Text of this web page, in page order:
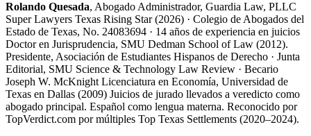
Rolando Quesada, Abogado Administrador, Guardia Law, PLLC
Super Lawyers Texas Rising Star (2026) · Colegio de Abogados del
Estado de Texas, No. 24083694 · 14 años de experiencia en juicios
Doctor en Jurisprudencia, SMU Dedman School of Law (2012).
Presidente, Asociación de Estudiantes Hispanos de Derecho · Junta
Editorial, SMU Science & Technology Law Review · Becario
Joseph W. McKnight Licenciatura en Economía, Universidad de
Texas en Dallas (2009) Juicios de jurado llevados a veredicto como
abogado principal. Español como lengua materna. Reconocido por
TopVerdict.com por múltiples Top Texas Settlements (2020–2024).